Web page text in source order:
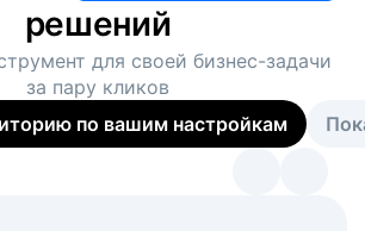
решений
для своей бизнес-задачи
за пару кликов
по вашим настройкам